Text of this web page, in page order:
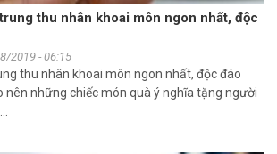
thu nhân khoai môn ngon nhất, độc
2019 - 06:15
thu nhân khoai môn ngon nhất, độc đáo
nên những chiếc món quà ý nghĩa tặng người